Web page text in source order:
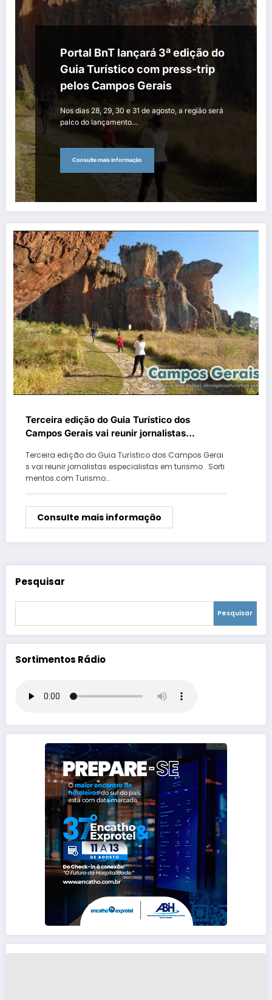
Portal BnT lançará 3ª edição do
Guia Turístico com press-trip
pelos Campos Gerais
Nos dias 28, 29, 30 e 31 de agosto, a região será
palco do lançamento…
Consulte mais informação
Terceira edição do Guia Turístico dos
Campos Gerais vai reunir jornalistas
Terceira edição do Guia Turístico dos Campos Gerai
s vai reunir jornalistas especialistas em turismo . Sorti
mentos.com Turismo…
Consulte mais informação
Pesquisar
Pesquisar
Sortimentos Rádio